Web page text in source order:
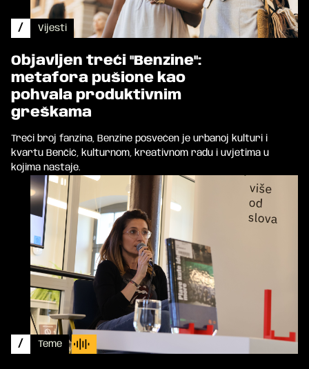
/ Vijesti
Objavljen treći "Benzine":
metafora pušione kao
pohvala produktivnim
greškama
Treći broj fanzina, Benzine posvećen je urbanoj kulturi i
kvartu Benčić, kulturnom, kreativnom radu i uvjetima u
kojima nastaje.
/ Teme